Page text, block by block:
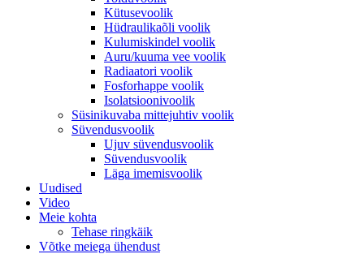
Kütusevoolik
Hüdraulikaõli voolik
Kulumiskindel voolik
Auru/kuuma vee voolik
Radiaatori voolik
Fosforhappe voolik
Isolatsioonivoolik
Süsinikuvaba mittejuhtiv voolik
Süvendusvoolik
Ujuv süvendusvoolik
Süvendusvoolik
Läga imemisvoolik
Uudised
Video
Meie kohta
Tehase ringkäik
Võtke meiega ühendust